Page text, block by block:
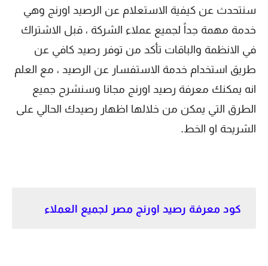
سنتحدث عن كيفية الاستعلام عن الرصيد اورنج وهي
خدمة مهمة جداً لجميع عملاء الشركة ، قبل الاشتراك
في الانظمة والباقات تأكد من توفر رصيد كافي عن
طريق استخدام خدمة الاستفسار عن الرصيد ، مع العلم
انه يمكنك معرفة رصيد اورنج مجانا وسنشرح جميع
الطرق التي يمكن من خلالها اظهار رصيدك الحالي على
الشريحة او الخط.
كود معرفة رصيد اورنج مصر لجميع العملاء